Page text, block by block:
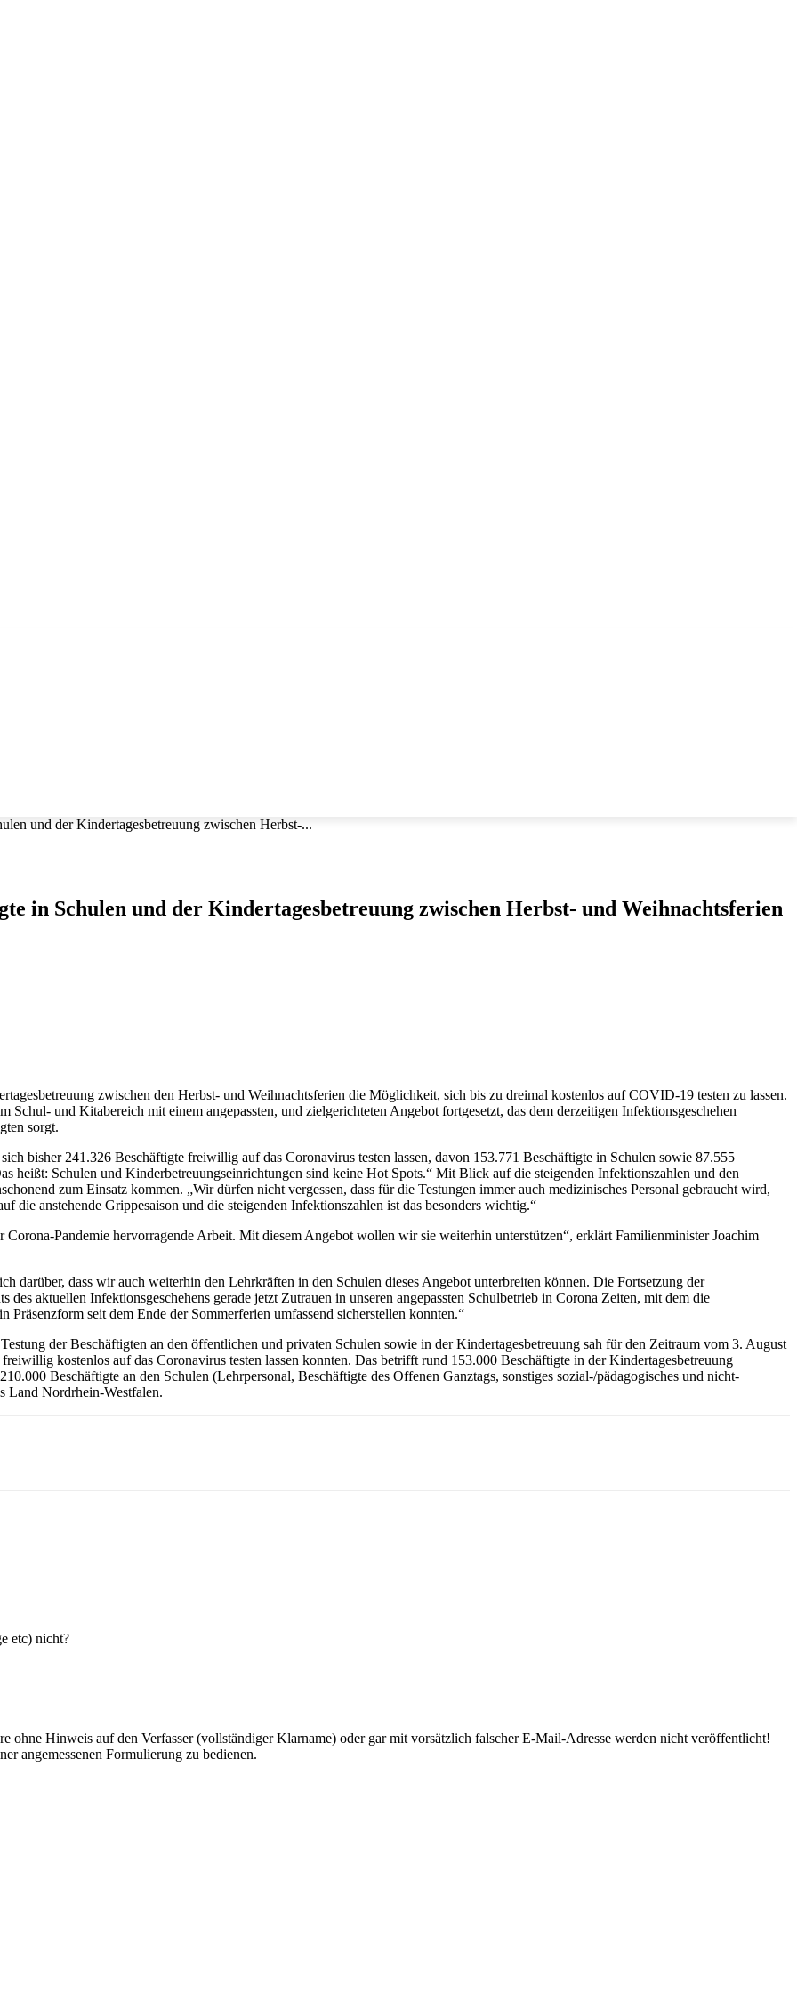
und der Kindertagesbetreuung zwischen Herbst-...
in Schulen und der Kindertagesbetreuung zwischen Herbst- und Weihnachtsferien
zwischen den Herbst- und Weihnachtsferien die Möglichkeit, sich bis zu dreimal kostenlos auf COVID-19 testen zu lassen.
und Kitabereich mit einem angepassten, und zielgerichteten Angebot fortgesetzt, das dem derzeitigen Infektionsgeschehen
sorgt.
bisher 241.326 Beschäftigte freiwillig auf das Coronavirus testen lassen, davon 153.771 Beschäftigte in Schulen sowie 87.555
heißt: Schulen und Kinderbetreuungseinrichtungen sind keine Hot Spots.“ Mit Blick auf die steigenden Infektionszahlen und den
zum Einsatz kommen. „Wir dürfen nicht vergessen, dass für die Testungen immer auch medizinisches Personal gebraucht wird,
die anstehende Grippesaison und die steigenden Infektionszahlen ist das besonders wichtig.“
Pandemie hervorragende Arbeit. Mit diesem Angebot wollen wir sie weiterhin unterstützen“, erklärt Familienminister Joachim
darüber, dass wir auch weiterhin den Lehrkräften in den Schulen dieses Angebot unterbreiten können. Die Fortsetzung der
aktuellen Infektionsgeschehens gerade jetzt Zutrauen in unseren angepassten Schulbetrieb in Corona Zeiten, mit dem die
seit dem Ende der Sommerferien umfassend sicherstellen konnten.“
der Beschäftigten an den öffentlichen und privaten Schulen sowie in der Kindertagesbetreuung sah für den Zeitraum vom 3. August
kostenlos auf das Coronavirus testen lassen konnten. Das betrifft rund 153.000 Beschäftigte in der Kindertagesbetreuung
Beschäftigte an den Schulen (Lehrpersonal, Beschäftigte des Offenen Ganztags, sonstiges sozial-/pädagogisches und nicht-
Land Nordrhein-Westfalen.
etc) nicht?
ohne Hinweis auf den Verfasser (vollständiger Klarname) oder gar mit vorsätzlich falscher E-Mail-Adresse werden nicht veröffentlicht!
angemessenen Formulierung zu bedienen.